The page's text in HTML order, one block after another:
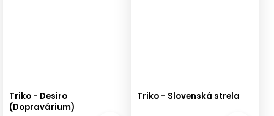
Triko - Desiro
(Dopravárium)
Triko - Slovenská strela